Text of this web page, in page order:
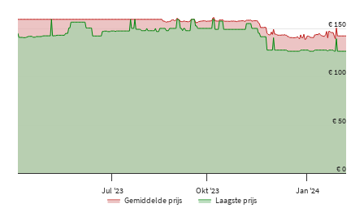
Jul '23 Okt '23 Jan '24
€ 0
€ 50
€ 100
€ 150
Gemiddelde prijs Laagste prijs